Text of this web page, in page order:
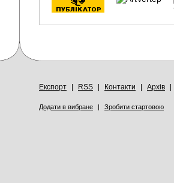
Експорт RSS Контакти Архів
Додати в вибране | Зробити стартовою